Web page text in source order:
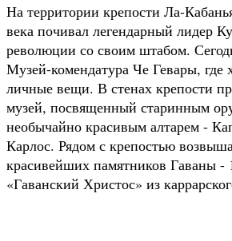
На территории крепости Ла-
века почивал легендарный лидер
революции со своим штабом.
Музей-комендатура Че Гевары, где
личные вещи. В стенах крепости
музей, посвященный старинным
необычайно красивым алтарем -
Карлос. Рядом с крепостью
красивейших памятников Гаваны -
«Гаванский Христос» из